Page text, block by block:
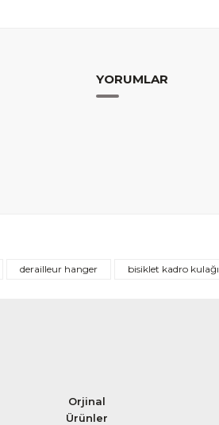
YORUMLAR
derailleur hanger bisiklet kadro kulağı
Orjinal
Ürünler